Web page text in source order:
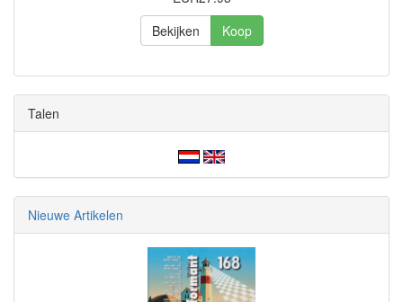
Bekijken
Koop
Talen
Nieuwe Artikelen